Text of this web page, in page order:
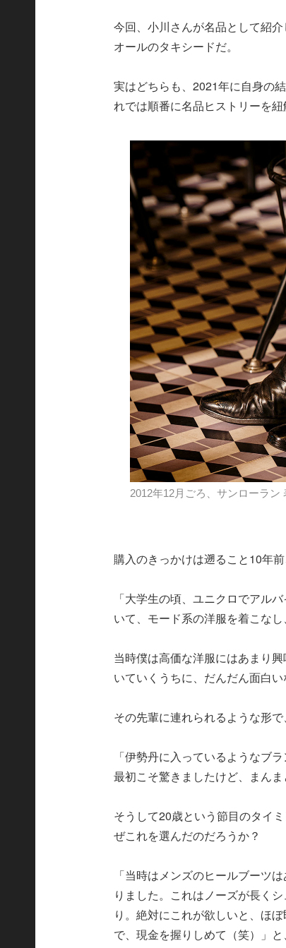
今回、小川さんが名品として紹
オールのタキシードだ。
実はどちらも、2021年に自身の
れでは順番に名品ヒストリーを紐
2012年12月ごろ、サンローラン
購入のきっかけは遡ること10年
「大学生の頃、ユニクロでアル
いて、モード系の洋服を着こな
当時僕は高価な洋服にはあまり
いていくうちに、だんだん面白
その先輩に連れられるような形
「伊勢丹に入っているようなブ
最初こそ驚きましたけど、まん
そうして20歳という節目のタイ
ぜこれを選んだのだろうか？
「当時はメンズのヒールブーツ
りました。これはノーズが長く
り。絶対にこれが欲しいと、ほ
で、現金を握りしめて（笑）」と